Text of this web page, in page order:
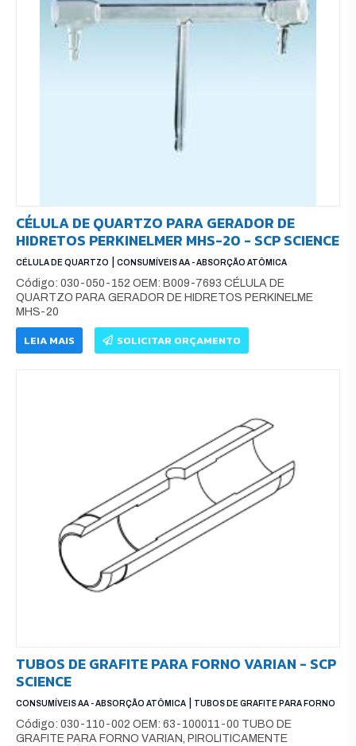
CÉLULA DE QUARTZO PARA GERADOR DE
HIDRETOS PERKINELMER MHS-20 - SCP SCIENCE
CÉLULA DE QUARTZO CONSUMÍVEIS AA - ABSORÇÃO ATÔMICA
Código: 030-050-152 OEM: B009-7693 CÉLULA DE
QUARTZO PARA GERADOR DE HIDRETOS PERKINELME
MHS-20
LEIA MAIS SOLICITAR ORÇAMENTO
TUBOS DE GRAFITE PARA FORNO VARIAN - SCP
SCIENCE
CONSUMÍVEIS AA - ABSORÇÃO ATÔMICA TUBOS DE GRAFITE PARA FORNO
Código: 030-110-002 OEM: 63-100011-00 TUBO DE
GRAFITE PARA FORNO VARIAN, PIROLITICAMENTE